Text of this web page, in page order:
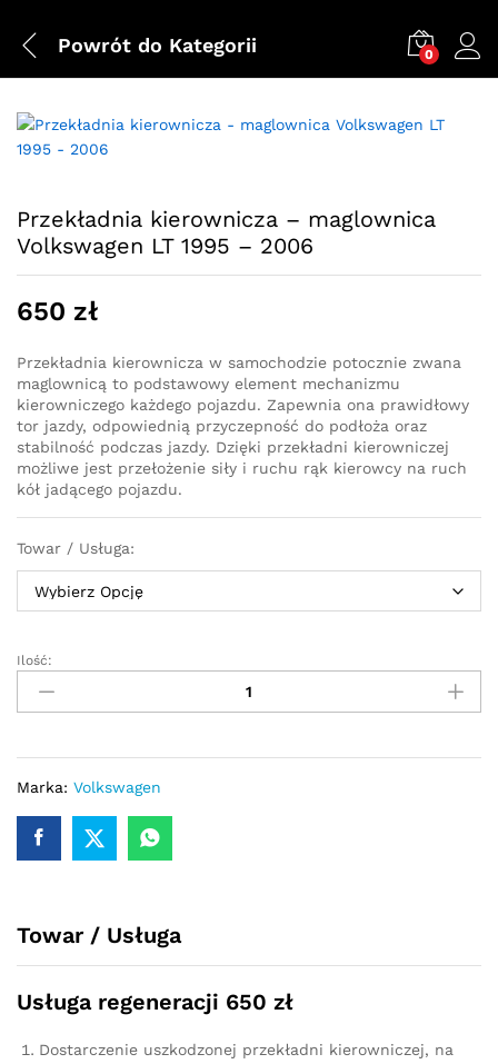
Powrót do Kategorii 0
Przekładnia kierownicza – maglownica
Volkswagen LT 1995 – 2006
650 zł
Przekładnia kierownicza w samochodzie potocznie zwana
maglownicą to podstawowy element mechanizmu
kierowniczego każdego pojazdu. Zapewnia ona prawidłowy
tor jazdy, odpowiednią przyczepność do podłoża oraz
stabilność podczas jazdy. Dzięki przekładni kierowniczej
możliwe jest przełożenie siły i ruchu rąk kierowcy na ruch
kół jadącego pojazdu.
Towar / Usługa:
Przekładnia
kierownicza
-
Volkswagen
LT
2006
Ilość:
Marka: Volkswagen
Towar / Usługa
Usługa regeneracji 650 zł
Dostarczenie uszkodzonej przekładni kierowniczej, na